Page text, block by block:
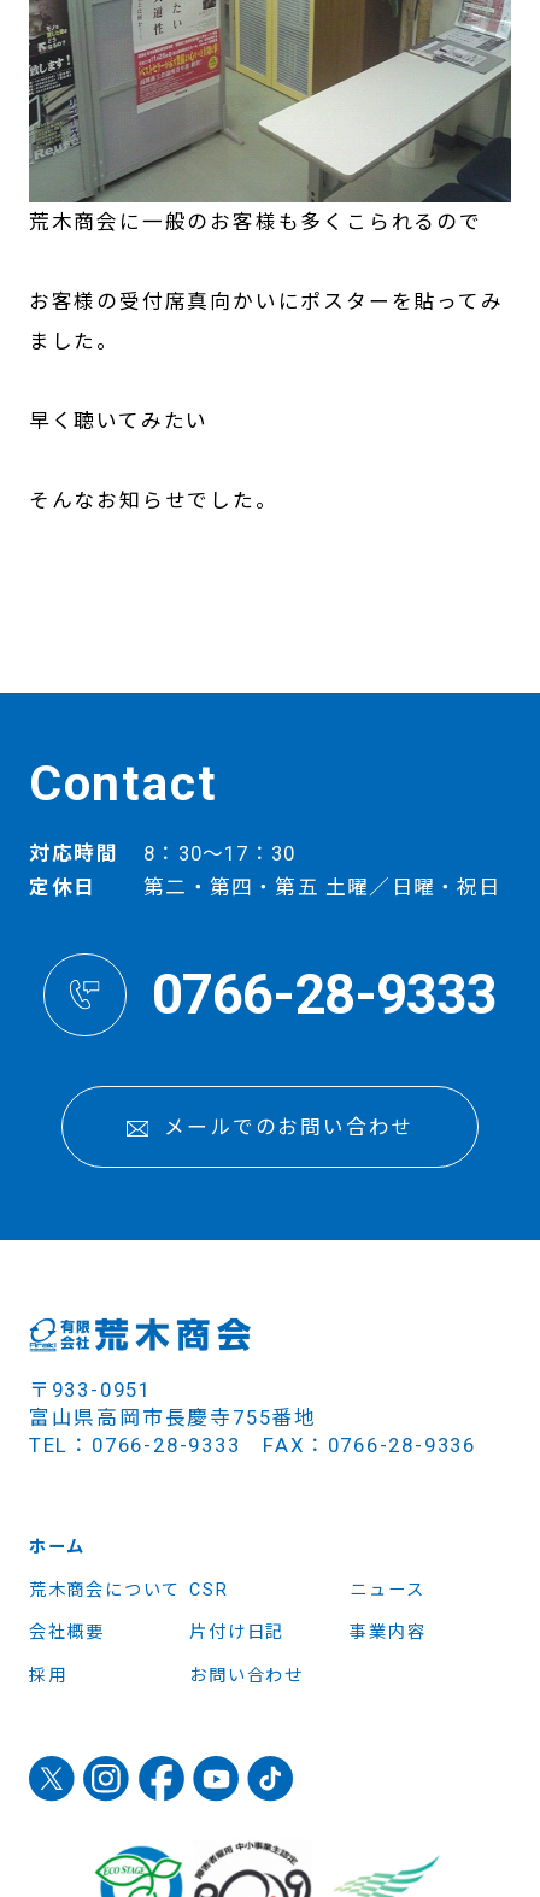
荒木商会に一般のお客様も多くこられるので
お客様の受付席真向かいにポスターを貼ってみ
ました。
早く聴いてみたい
そんなお知らせでした。
Contact
対応時間
8：30～17：30
定休日
第二・第四・第五 土曜／日曜・祝日
0766-28-9333
メールでのお問い合わせ
〒933-0951
富山県高岡市長慶寺755番地
TEL：0766-28-9333 FAX：0766-28-9336
ホーム
荒木商会について CSR ニュース
会社概要 片付け日記 事業内容
採用 お問い合わせ